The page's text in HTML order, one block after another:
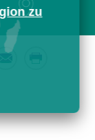
zu